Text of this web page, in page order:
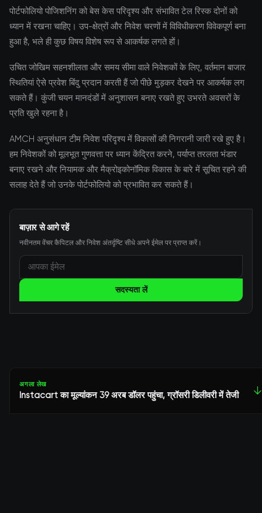
पोर्टफोलियो पोजिशनिंग को बेस केस परिदृश्य और संभावित टेल रिस्क दोनों को
ध्यान में रखना चाहिए। उप-क्षेत्रों और निवेश चरणों में विविधीकरण विवेकपूर्ण बना
हुआ है, भले ही कुछ विषय विशेष रूप से आकर्षक लगते हों।
उचित जोखिम सहनशीलता और समय सीमा वाले निवेशकों के लिए, वर्तमान बाजार
स्थितियां ऐसे प्रवेश बिंदु प्रदान करती हैं जो पीछे मुड़कर देखने पर आकर्षक लग
सकते हैं। कुंजी चयन मानदंडों में अनुशासन बनाए रखते हुए उभरते अवसरों के
प्रति खुले रहना है।
AMCH अनुसंधान टीम निवेश परिदृश्य में विकासों की निगरानी जारी रखे हुए है।
हम निवेशकों को मूलभूत गुणवत्ता पर ध्यान केंद्रित करने, पर्याप्त तरलता भंडार
बनाए रखने और नियामक और मैक्रोइकोनॉमिक विकास के बारे में सूचित रहने की
सलाह देते हैं जो उनके पोर्टफोलियो को प्रभावित कर सकते हैं।
बाज़ार से आगे रहें
नवीनतम वेंचर कैपिटल और निवेश अंतर्दृष्टि सीधे अपने ईमेल पर प्राप्त करें।
सदस्यता लें
अगला लेख
Instacart का मूल्यांकन 39 अरब डॉलर पहुंचा, ग्रॉसरी डिलीवरी में तेजी ↓